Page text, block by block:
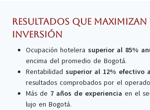
Resultados que
inversión
Ocupación hotelera superior al 85%
encima del promedio de Bogotá.
Rentabilidad superior al 12% efectivo
resultados comprobados por el
Más de 7 años de experiencia en el
lujo en Bogotá.